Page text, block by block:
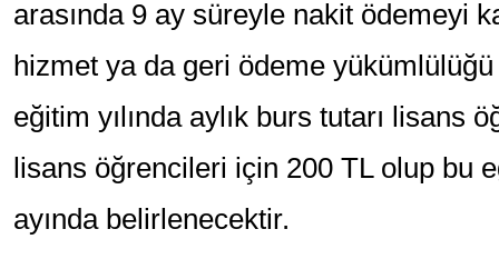
arasında 9 ay süreyle nakit ödemeyi
hizmet ya da geri ödeme
eğitim yılında aylık burs tutarı lisans
lisans öğrencileri için 200 TL olup bu
ayında belirlenecektir.